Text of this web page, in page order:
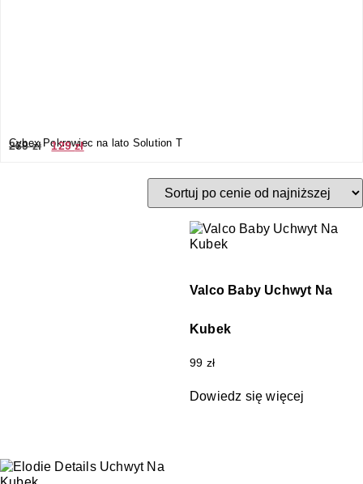
Cybex Pokrowiec na lato Solution T
269zł 129zł
Valco Baby Uchwyt Na
Kubek
99 zł
Dowiedz się więcej